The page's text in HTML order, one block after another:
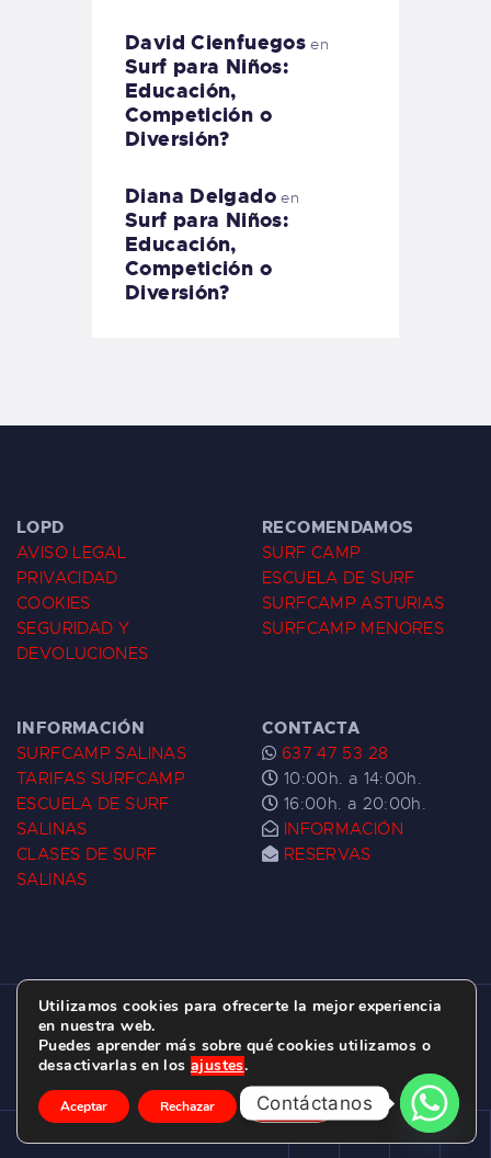
David Cienfuegos en
Surf para Niños:
Educación,
Competición o
Diversión?
Diana Delgadoen
Surf para Niños:
Educación,
Competición o
Diversión?
LOPD
AVISO LEGAL
PRIVACIDAD
COOKIES
SEGURIDAD Y
DEVOLUCIONES
RECOMENDAMOS
SURF CAMP
ESCUELA DE SURF
SURFCAMP ASTURIAS
SURFCAMP MENORES
INFORMACIÓN
SURFCAMP SALINAS
TARIFAS SURFCAMP
ESCUELA DE SURF
SALINAS
CLASES DE SURF
SALINAS
CONTACTA
637 47 53 28
10:00h. a 14:00h.
16:00h. a 20:00h.
INFORMACIÓN
RESERVAS
ESCUELA DE SURF LAS DUNAS ©
2026.
C/ BERNARDO ÁLVAREZ GALAN 1, SALINAS
(ASTURIAS)
Utilizamos cookies para ofrecerte la mejor experiencia
en nuestra web.
Puedes aprender más sobre qué cookies utilizamos o
desactivarlas en los ajustes.
Aceptar Rechazar Ajustes
Contáctanos